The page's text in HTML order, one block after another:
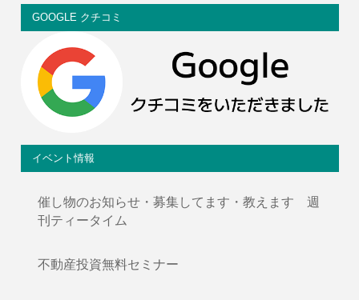
GOOGLE クチコミ
イベント情報
催し物のお知らせ・募集してます・教えます 週
刊ティータイム
不動産投資無料セミナー